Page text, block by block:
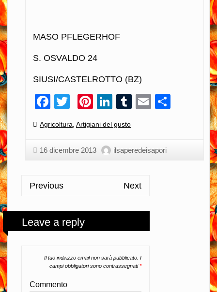
MASO PFLEGERHOF
S. OSVALDO 24
SIUSI/CASTELROTTO (BZ)
Facebook
TwitterPinterest
LinkedIn
Tumblr
Email
Categories:
Agricoltura, Artigiani del gusto
16 dicembre 2013 ilsaperedeisapori
Previous Next
Leave a reply
Il tuo indirizzo email non sarà pubblicato. I
campi obbligatori sono contrassegnati*
Commento